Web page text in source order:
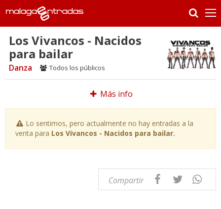
Los Vivancos - Nacidos
para bailar
Danza Todos los públicos
Más info
Lo sentimos, pero actualmente no hay entradas a la
venta para Los Vivancos - Nacidos para bailar.
Compartir